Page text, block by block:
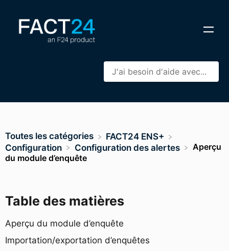
Table des matières
Aperçu du module d’enquête
Importation/exportation d’enquêtes
Toutes les catégories
​FACT24 ENS+
​Configuration
​Configuration des alertes
Aperçu
du module d’enquête